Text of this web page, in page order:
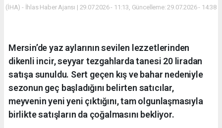
(İHA) - İhlas Haber Ajansı | 29.07.2026 - 11:13, Güncelleme: 29.07.2026 - 14:38
Mersin’de yaz aylarının sevilen lezzetlerinden
dikenli incir, seyyar tezgahlarda tanesi 20 liradan
satışa sunuldu. Sert geçen kış ve bahar nedeniyle
sezonun geç başladığını belirten satıcılar,
meyvenin yeni yeni çıktığını, tam olgunlaşmasıyla
birlikte satışların da çoğalmasını bekliyor.